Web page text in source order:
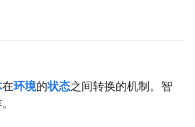
在环境的状态之间转换的机制。智